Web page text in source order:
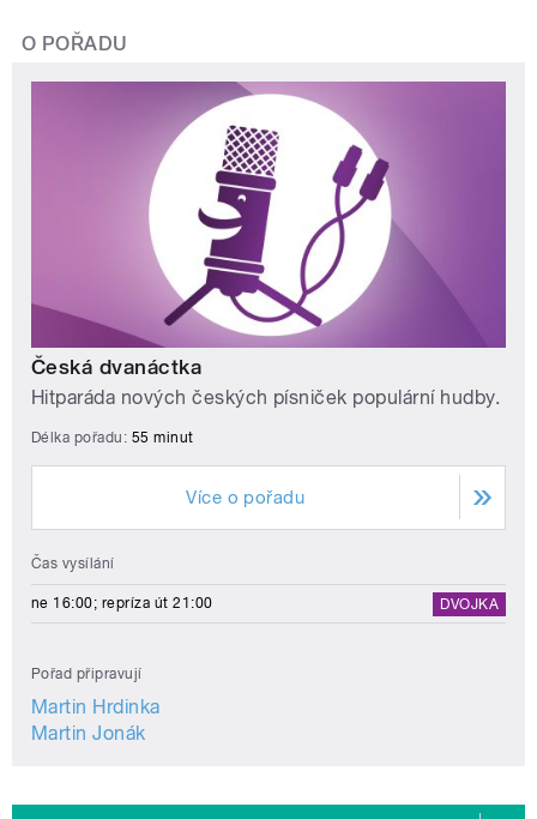
O POŘADU
Česká dvanáctka
Hitparáda nových českých písniček populární hudby.
Délka pořadu: 55 minut
Více o pořadu
Čas vysílání
ne 16:00; repríza út 21:00 DVOJKA
Pořad připravují
Martin Hrdinka
Martin Jonák